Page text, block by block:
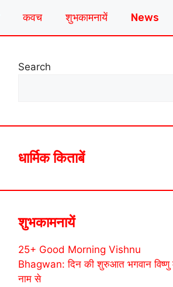
कवच शुभकामनायें News
Search
धार्मिक किताबें
शुभकामनायें
25+ Good Morning Vishnu
Bhagwan: दिन की शुरुआत भगवान
नाम से